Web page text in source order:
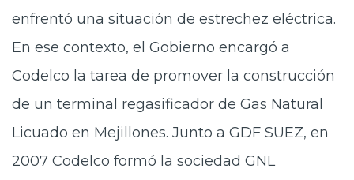
enfrentó una situación de estrechez eléctrica.
En ese contexto, el Gobierno encargó a
Codelco la tarea de promover la construcción
de un terminal regasificador de Gas Natural
Licuado en Mejillones. Junto a GDF SUEZ, en
2007 Codelco formó la sociedad GNL